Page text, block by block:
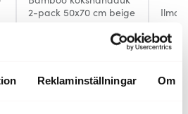
Reklaminställningar Om
2-pack 50x70 cm beige
Ilma
499